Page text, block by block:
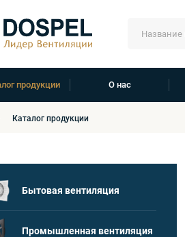
продукции О нас
Каталог продукции
Бытовая вентиляция
Промышленная вентиляция